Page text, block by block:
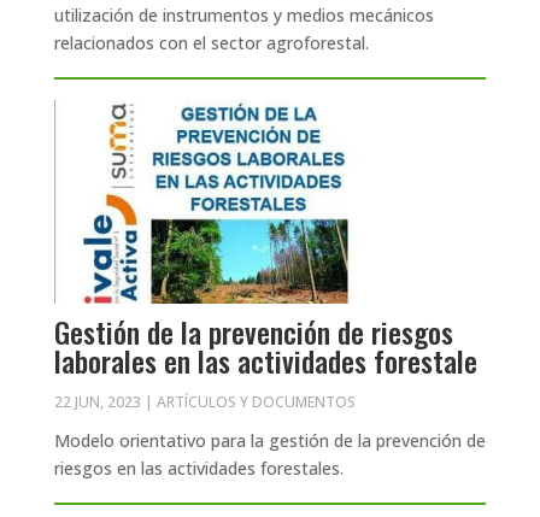
utilización de instrumentos y medios mecánicos
relacionados con el sector agroforestal.
Gestión de la prevención de riesgos
laborales en las actividades forestale
22 JUN, 2023 | ARTÍCULOS Y DOCUMENTOS
Modelo orientativo para la gestión de la prevención de
riesgos en las actividades forestales.